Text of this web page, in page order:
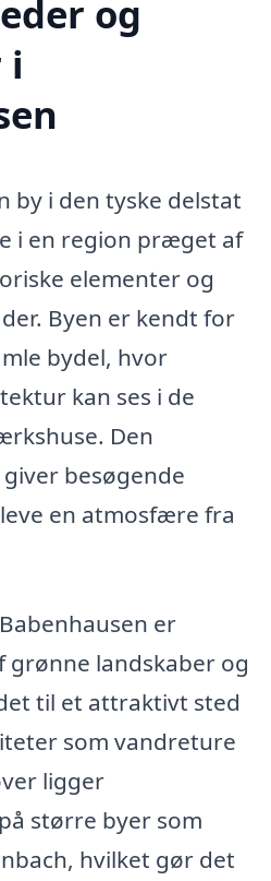
og
i
by i den tyske delstat
i en region præget af
elementer og
Byen er kendt for
bydel, hvor
kan ses i de
Den
besøgende
en atmosfære fra
er
landskaber og
til et attraktivt sted
som vandreture
ligger
større byer som
hvilket gør det